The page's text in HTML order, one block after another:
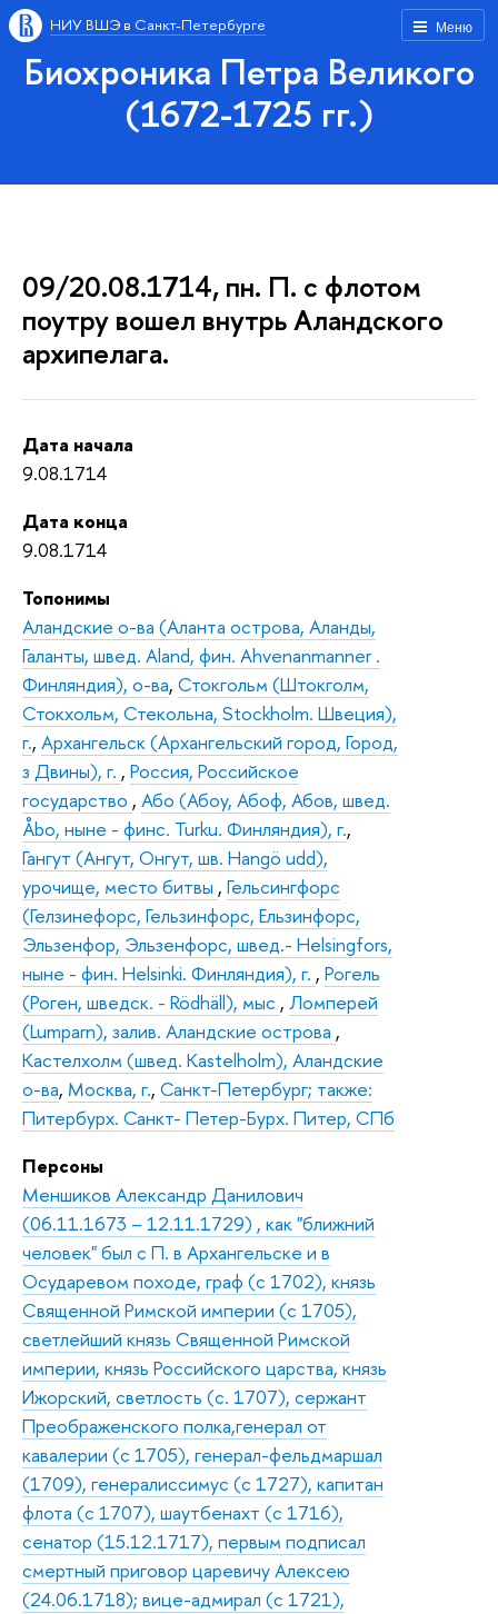
Меню
НИУ ВШЭ в Санкт-Петербурге
Биохроника Петра Великого
(1672-1725 гг.)
09/20.08.1714, пн. П. с флотом
поутру вошел внутрь Аландского
архипелага.
Дата начала
9.08.1714
Дата конца
9.08.1714
Топонимы
Аландские о-ва (Аланта острова, Аланды,
Галанты, швед. Aland, фин. Ahvenanmanner .
Финляндия), о-ва, Стокгольм (Штокголм,
Стокхольм, Стекольна, Stockholm. Швеция),
г., Архангельск (Архангельский город, Город,
з Двины), г. , Россия, Российское
государство , Або (Абоу, Абоф, Абов, швед.
Åbo, ныне - финс. Turku. Финляндия), г.,
Гангут (Ангут, Онгут, шв. Hangö udd),
урочище, место битвы , Гельсингфорс
(Гелзинефорс, Гельзинфорс, Ельзинфорс,
Эльзенфор, Эльзенфорс, швед.- Helsingfors,
ныне - фин. Helsinki. Финляндия), г. , Рогель
(Роген, шведск. - Rödhäll), мыс , Ломперей
(Lumparn), залив. Аландские острова ,
Кастелхолм (швед. Kastelholm), Аландские
о-ва, Москва, г., Санкт-Петербург; также:
Питербурх. Санкт- Петер-Бурх. Питер, СПб
Персоны
Меншиков Александр Данилович
(06.11.1673 – 12.11.1729) , как "ближний
человек" был с П. в Архангельске и в
Осударевом походе, граф (с 1702), князь
Священной Римской империи (с 1705),
светлейший князь Священной Римской
империи, князь Российского царства, князь
Ижорский, светлость (с. 1707), сержант
Преображенского полка,генерал от
кавалерии (с 1705), генерал-фельдмаршал
(1709), генералиссимус (с 1727), капитан
флота (с 1707), шаутбенахт (с 1716),
сенатор (15.12.1717), первым подписал
смертный приговор царевичу Алексею
(24.06.1718); вице-адмирал (с 1721),